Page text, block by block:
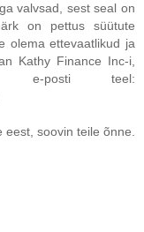
valvsad, sest seal on
on pettus süütute
olema ettevaatlikud ja
Kathy Finance Inc-i,
e-posti teel:
eest, soovin teile õnne.